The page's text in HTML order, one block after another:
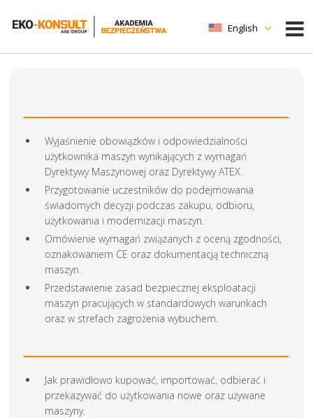
English
Wyjaśnienie obowiązków i odpowiedzialności
użytkownika maszyn wynikających z wymagań
Dyrektywy Maszynowej oraz Dyrektywy ATEX.
Przygotowanie uczestników do podejmowania
świadomych decyzji podczas zakupu, odbioru,
użytkowania i modernizacji maszyn.
Omówienie wymagań związanych z oceną zgodności,
oznakowaniem CE oraz dokumentacją techniczną
maszyn.
Przedstawienie zasad bezpiecznej eksploatacji
maszyn pracujących w standardowych warunkach
oraz w strefach zagrożenia wybuchem.
Jak prawidłowo kupować, importować, odbierać i
przekazywać do użytkowania nowe oraz używane
maszyny.